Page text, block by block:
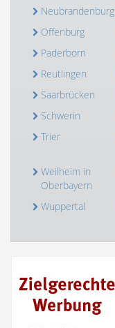
Neubrandenburg
Offenburg
Paderborn
Reutlingen
Saarbrücken
Schwerin
Trier
Weilheim in
Oberbayern
Wuppertal